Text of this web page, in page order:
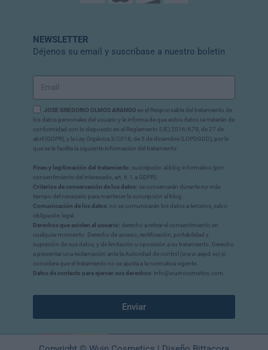
NEWSLETTER
Déjenos su email y suscríbase a nuestro boletín
JOSE GREGORIO OLMOS ARANGO es el Responsable del tratamiento de
los datos personales del usuario y le informa de que estos datos se tratarán de
conformidad con lo dispuesto en el Reglamento (UE) 2016/679, de 27 de
abril (GDPR), y la Ley Orgánica 3/2018, de 5 de diciembre (LOPDGDD), por lo
que se le facilita la siguiente información del tratamiento:
Fines y legitimación del tratamiento: suscripción al blog informativo (por
consentimiento del interesado, art. 6.1.a GDPR).
Criterios de conservación de los datos: se conservarán durante no más
tiempo del necesario para mantener la suscripción al blog.
Comunicación de los datos: no se comunicarán los datos a terceros, salvo
obligación legal.
Derechos que asisten al usuario: derecho a retirar el consentimiento en
cualquier momento. Derecho de acceso, rectificación, portabilidad y
supresión de sus datos, y de limitación u oposición a su tratamiento. Derecho
a presentar una reclamación ante la Autoridad de control (www.aepd.es) si
considera que el tratamiento no se ajusta a la normativa vigente.
Datos de contacto para ejercer sus derechos: info@wuincosmetics.com.
Enviar